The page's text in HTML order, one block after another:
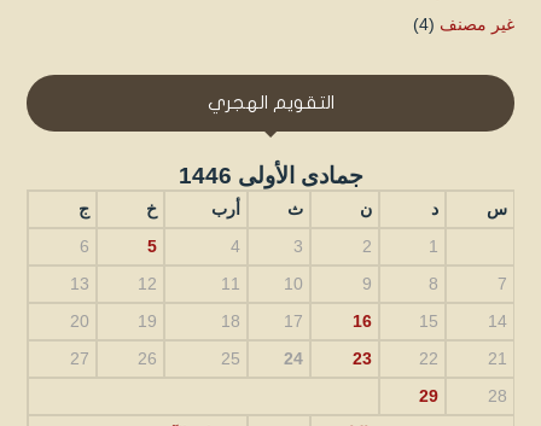
غير مصنف (4)
التقويم الهجري
جمادى الأولى 1446
س د ن ث أرب خ ج
1
2
3
4
5
6
7
8
9
10
11
12
13
14
15
16
17
18
19
20
21
22
23
24
25
26
27
28
29